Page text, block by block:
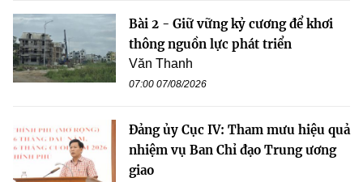
Bài 2 - Giữ vững kỷ cương để khơi
thông nguồn lực phát triển
Văn Thanh
07:00 07/08/2026
Đảng ủy Cục IV: Tham mưu hiệu quả
nhiệm vụ Ban Chỉ đạo Trung ương
giao